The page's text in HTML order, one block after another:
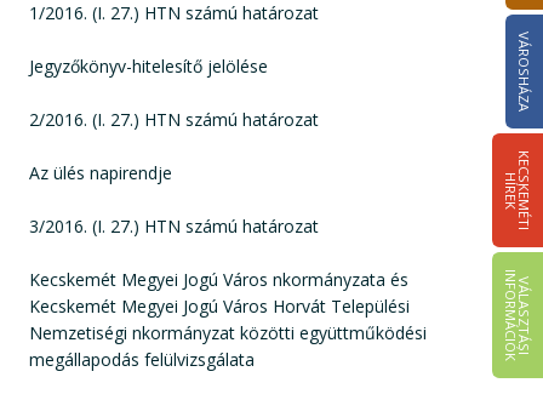
VÁROSHÁZA
K
E
C
S
K
E
M
É
T
I
HÍ
R
E
K
V
Á
L
A
S
Z
T
Á
S
I
IN
F
O
R
M
Á
C
I
Ó
K
1/2016. (I. 27.) HTN számú határozat
Jegyzőkönyv-hitelesítő jelölése
2/2016. (I. 27.) HTN számú határozat
Az ülés napirendje
3/2016. (I. 27.) HTN számú határozat
Kecskemét Megyei Jogú Város nkormányzata és
Kecskemét Megyei Jogú Város Horvát Települési
Nemzetiségi nkormányzat közötti együttműködési
megállapodás felülvizsgálata